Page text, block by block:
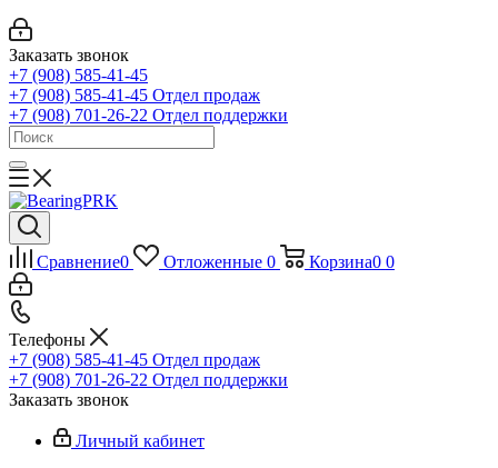
Заказать звонок
+7 (908) 585-41-45
+7 (908) 585-41-45 Отдел продаж
+7 (908) 701-26-22 Отдел поддержки
Сравнение0 Отложенные 0 Корзина0 0
Телефоны
+7 (908) 585-41-45 Отдел продаж
+7 (908) 701-26-22 Отдел поддержки
Заказать звонок
Личный кабинет